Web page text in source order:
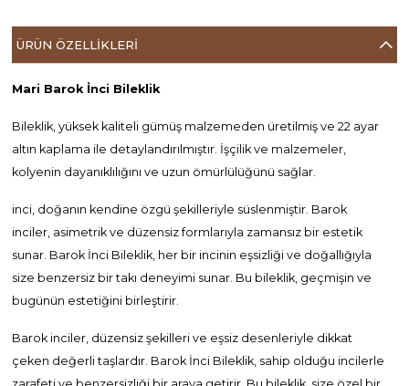
ÜRÜN ÖZELLIKLERI
Mari Barok İnci Bileklik
Bileklik, yüksek kaliteli gümüş malzemeden üretilmiş ve 22 ayar
altın kaplama ile detaylandırılmıştır. İşçilik ve malzemeler,
kolyenin dayanıklılığını ve uzun ömürlülüğünü sağlar.
inci, doğanın kendine özgü şekilleriyle süslenmiştir. Barok
inciler, asimetrik ve düzensiz formlarıyla zamansız bir estetik
sunar. Barok İnci Bileklik, her bir incinin eşsizliği ve doğallığıyla
size benzersiz bir takı deneyimi sunar. Bu bileklik, geçmişin ve
bugünün estetiğini birleştirir.
Barok inciler, düzensiz şekilleri ve eşsiz desenleriyle dikkat
çeken değerli taşlardır. Barok İnci Bileklik, sahip olduğu incilerle